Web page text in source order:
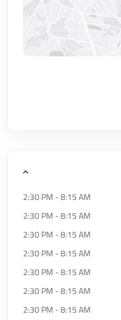
2:30 PM - 8:15 AM
2:30 PM - 8:15 AM
2:30 PM - 8:15 AM
2:30 PM - 8:15 AM
2:30 PM - 8:15 AM
2:30 PM - 8:15 AM
2:30 PM - 8:15 AM